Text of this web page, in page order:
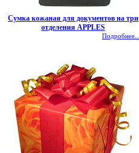
Сумка кожаная для документов на три
отделения APPLES
Подробнее...